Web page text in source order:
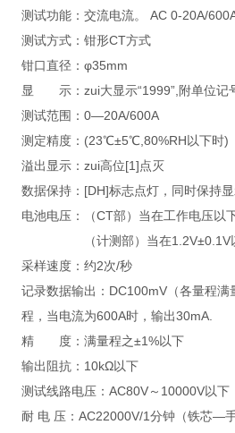
测试功能：交流电流。 AC 0-20A/
测试方式：钳形CT方式
钳口直径：φ35mm
显 示：zui大显示“1999”,附单位记
测试范围：0—20A/600A
测定精度：(23℃±5℃,80%RH以下时)
溢出显示：zui高位[1]点灭
数据保持：[DH]标志点灯，同时保持
电池电压：（CT部）当在工作电压以下
（计测部）当在1.2V±0.1V以下时
采样速度：约2次/秒
记录数据输出：DC100mV（各量程满
程，当电流为600A时，输出30mA.
精 度：满量程之±1%以下
输出阻抗：10kΩ以下
测试线路电压：AC80V～10000V以下
耐 电 压：AC22000V/1分钟（铁芯—